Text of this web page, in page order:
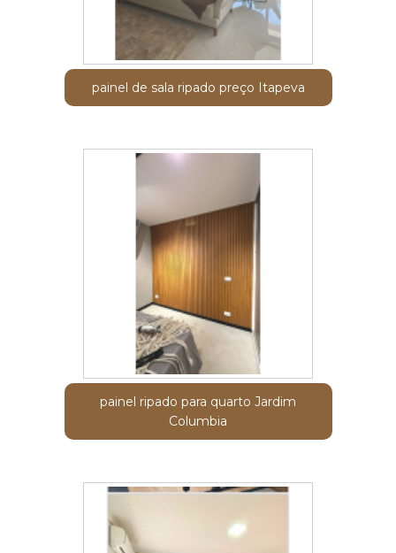
painel de sala ripado preço Itapeva
painel ripado para quarto Jardim
Columbia